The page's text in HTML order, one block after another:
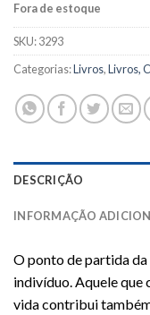
Fora de estoque
SKU:3293
Categorias:Livros,Livros,
DESCRIÇÃO
INFORMAÇÃO
O ponto de partida
indivíduo. Aquele que
vida contribui